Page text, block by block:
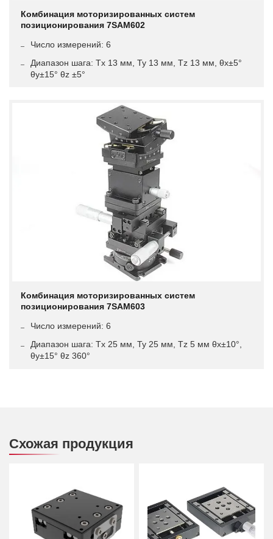
Комбинация моторизированных систем
позиционирования 7SAM602
Число измерений: 6
Диапазон шага: Tx 13 мм, Ty 13 мм, Tz 13 мм, θx±5°
θy±15° θz ±5°
Комбинация моторизированных систем
позиционирования 7SAM603
Число измерений: 6
Диапазон шага: Tx 25 мм, Ty 25 мм, Tz 5 мм θx±10°,
θy±15° θz 360°
Схожая продукция